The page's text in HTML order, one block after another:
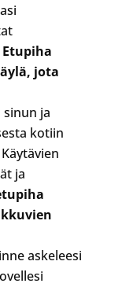
Etupiha
jota
ja
kotiin
ja
askeleesi